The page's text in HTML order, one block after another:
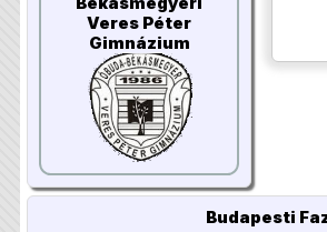
Veres Péter
Gimnázium
Budapesti